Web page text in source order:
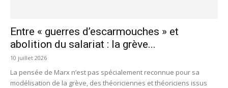
Entre « guerres d’escarmouches » et
abolition du salariat : la grève...
10 juillet 2026
La pensée de Marx n’est pas spécialement reconnue pour sa
modélisation de la grève, des théoriciennes et théoriciens issus